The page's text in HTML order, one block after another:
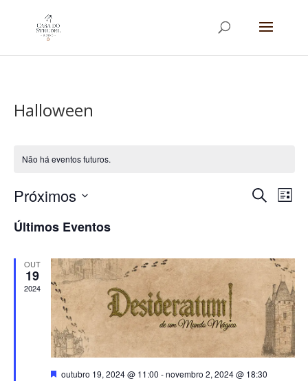
Halloween
Não há eventos futuros.
visuais
de
Procurar
do
Lista
Próximos
a
Últimos Eventos
OUT
19
2024
Destacado
outubro 19, 2024 @ 11:00 -novembro 2, 2024 @ 18:30